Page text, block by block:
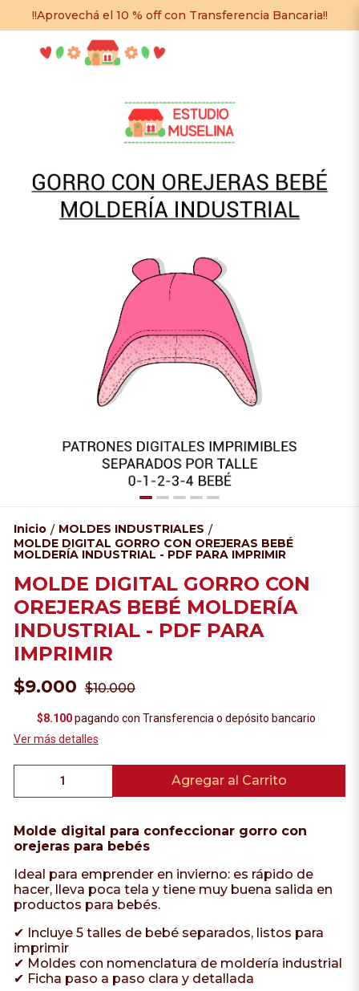
!!Aprovechá el 10 % off con Transferencia Bancaria!!
Inicio / MOLDES INDUSTRIALES /
MOLDE DIGITAL GORRO CON OREJERAS BEBÉ
MOLDERÍA INDUSTRIAL - PDF PARA IMPRIMIR
MOLDE DIGITAL GORRO CON
OREJERAS BEBÉ MOLDERÍA
INDUSTRIAL - PDF PARA
IMPRIMIR
$9.000 $10.000
$8.100pagando con Transferencia o depósito bancario
Ver más detalles
Agregar al Carrito
Molde digital para confeccionar gorro con
orejeras para bebés
Ideal para emprender en invierno: es rápido de
hacer, lleva poca tela y tiene muy buena salida en
productos para bebés.
✔ Incluye 5 talles de bebé separados, listos para
imprimir
✔ Moldes con nomenclatura de moldería industrial
✔ Ficha paso a paso clara y detallada